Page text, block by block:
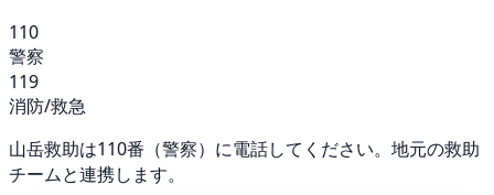
110
警察
119
消防/救急
山岳救助は110番（警察）に電話してください。地元の救助
チームと連携します。